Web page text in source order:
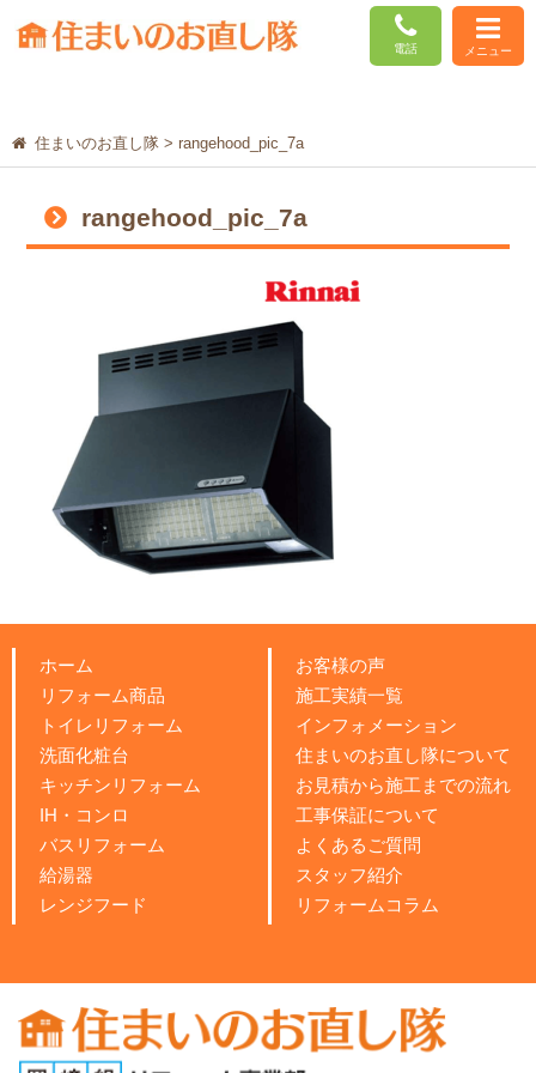
電話 メニュー
住まいのお直し隊> rangehood_pic_7a
rangehood_pic_7a
ホーム
リフォーム商品
トイレリフォーム
洗面化粧台
キッチンリフォーム
IH・コンロ
バスリフォーム
給湯器
レンジフード
お客様の声
施工実績一覧
インフォメーション
住まいのお直し隊について
お見積から施工までの流れ
工事保証について
よくあるご質問
スタッフ紹介
リフォームコラム